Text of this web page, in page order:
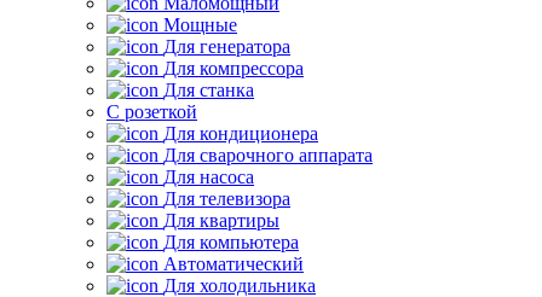
Мощные
Для генератора
Для компрессора
Для станка
C розеткой
Для кондиционера
Для сварочного аппарата
Для насоса
Для телевизора
Для квартиры
Для компьютера
Автоматический
Для холодильника